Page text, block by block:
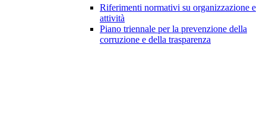
Riferimenti normativi su organizzazione e
attività
Piano triennale per la prevenzione della
corruzione e della trasparenza